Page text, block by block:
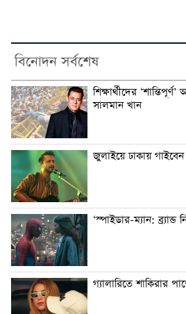
বিনোদন সর্বশেষ
শিক্ষার্থীদের
সালমান খান
জুলাইয়ে ঢাকায়
‘স্পাইডার-ম্যান:
গ্যালারিতে শাকিরার